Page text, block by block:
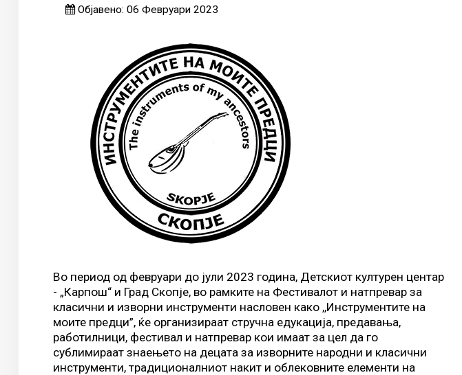
Објавено: 06 Февруари 2023
Во период од февруари до јули 2023 година, Детскиот културен центар
- „Карпош“ и Град Скопје, во рамките на Фестивалот и натпревар за
класични и изворни инструменти насловен како ,,Инструментите на
моите предци”, ќе организираат стручна едукација, предавања,
работилници, фестивал и натпревар кои имаат за цел да го
сублимираат знаењето на децата за изворните народни и класични
инструменти, традиционалниот накит и облековните елементи на